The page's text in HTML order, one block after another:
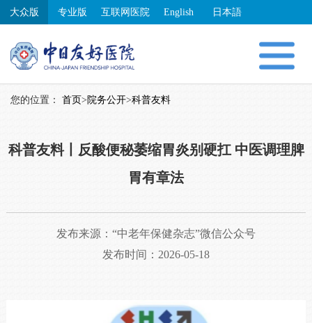
大众版 专业版 互联网医院 English 日本語
您的位置： 首页> 院务公开>科普友料
科普友料丨反酸便秘萎缩胃炎别硬扛 中医调理脾
胃有章法
发布来源： “中老年保健杂志”微信公众号
发布时间：2026-05-18